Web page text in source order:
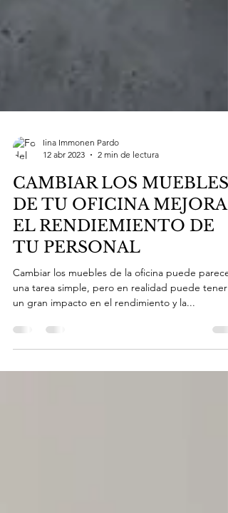
12 abr 2023
2 min de lectura
CAMBIAR LOS MUEBLES
DE TU OFICINA MEJORA
EL RENDIEMIENTO DE
TU PERSONAL
Cambiar los muebles de la oficina puede parecer
un gran impacto en el rendimiento y la...